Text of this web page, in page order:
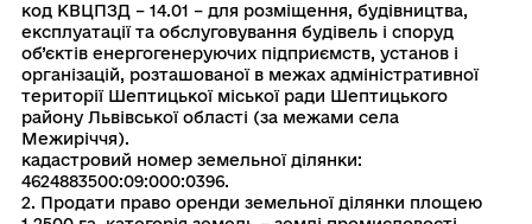
код КВЦПЗД – 14.01 – для розміщення, будівництва,
експлуатації та обслуговування будівель і споруд
об’єктів енергогенеруючих підприємств, установ і
організацій, розташованої в межах адміністративної
території Шептицької міської ради Шептицького
району Львівської області (за межами села
Межиріччя).
кадастровий номер земельної ділянки:
4624883500:09:000:0396.
2. Продати право оренди земельної ділянки площею